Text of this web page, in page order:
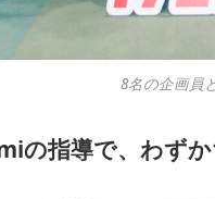
8名の企画員
の指導で、わず